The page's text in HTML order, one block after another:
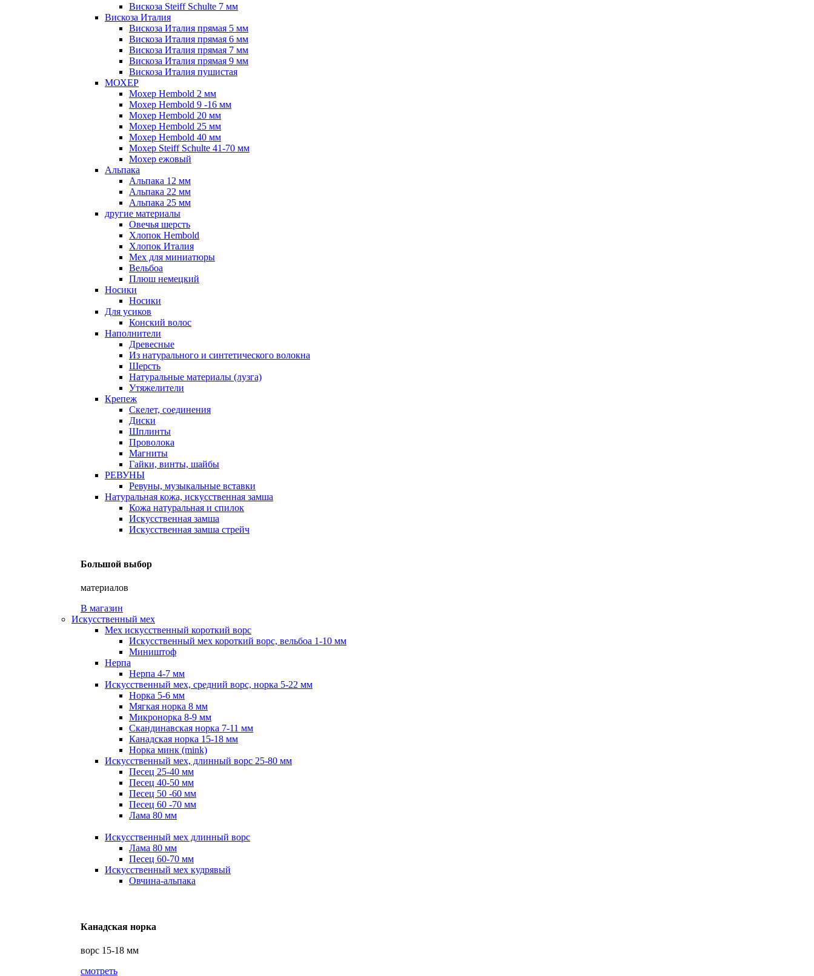
Вискоза Steiff Schulte 7 мм
Вискоза Италия
Вискоза Италия прямая 5 мм
Вискоза Италия прямая 6 мм
Вискоза Италия прямая 7 мм
Вискоза Италия прямая 9 мм
Вискоза Италия пушистая
МОХЕР
Мохер Hembold 2 мм
Мохер Hembold 9 -16 мм
Мохер Hembold 20 мм
Мохер Hembold 25 мм
Мохер Hembold 40 мм
Мохер Steiff Schulte 41-70 мм
Мохер ежовый
Альпака
Альпака 12 мм
Альпака 22 мм
Альпака 25 мм
другие материалы
Овечья шерсть
Хлопок Hembold
Хлопок Италия
Мех для миниатюры
Вельбоа
Плюш немецкий
Носики
Носики
Для усиков
Конский волос
Наполнители
Древесные
Из натурального и синтетического волокна
Шерсть
Натуральные материалы (лузга)
Утяжелители
Крепеж
Скелет, соединения
Диски
Шплинты
Проволока
Магниты
Гайки, винты, шайбы
РЕВУНЫ
Ревуны, музыкальные вставки
Натуральная кожа, искусственная замша
Кожа натуральная и спилок
Искусственная замша
Искусственная замша стрейч
Большой выбор
материалов
В магазин
Искусственный мех
Мех искусственный короткий ворс
Искусственный мех короткий ворс, вельбоа 1-10 мм
Миништоф
Нерпа
Нерпа 4-7 мм
Искусственный мех, средний ворс, норка 5-22 мм
Норка 5-6 мм
Мягкая норка 8 мм
Микронорка 8-9 мм
Скандинавская норка 7-11 мм
Канадская норка 15-18 мм
Норка минк (mink)
Искусственный мех, длинный ворс 25-80 мм
Песец 25-40 мм
Песец 40-50 мм
Песец 50 -60 мм
Песец 60 -70 мм
Лама 80 мм
Искусственный мех длинный ворс
Лама 80 мм
Песец 60-70 мм
Искусственный мех кудрявый
Овчина-альпака
Канадская норка
ворс 15-18 мм
смотреть